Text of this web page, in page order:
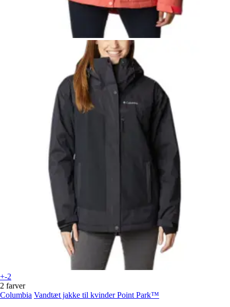
+-2
2 farver
Columbia Vandtæt jakke til kvinder Point Park™